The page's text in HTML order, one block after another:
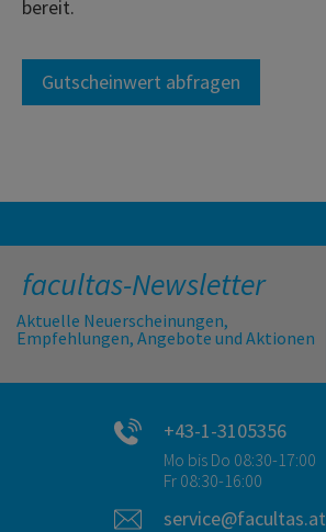
bereit.
Gutscheinwert abfragen
facultas-Newsletter
Aktuelle Neuerscheinungen,
Empfehlungen, Angebote und Aktionen
+43-1-3105356
Mo bis Do 08:30-17:00
Fr 08:30-16:00
service@facultas.at